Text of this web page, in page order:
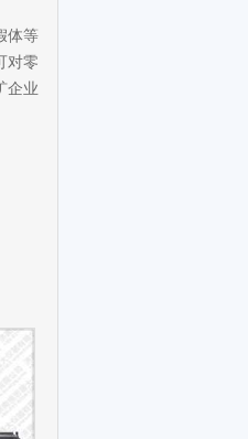
体等
对零
企业